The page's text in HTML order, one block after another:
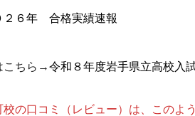
２６年 合格実績速報
こちら→令和８年度岩手県立高校入
校の口コミ（レビュー）は、この